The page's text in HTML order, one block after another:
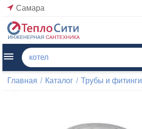
Самара
Главная / Каталог / Трубы и фитинги